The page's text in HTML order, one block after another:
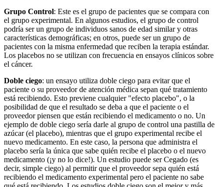
Grupo Control: Este es el grupo de pacientes que se compara con
el grupo experimental. En algunos estudios, el grupo de control
podría ser un grupo de individuos sanos de edad similar y otras
características demográficas; en otros, puede ser un grupo de
pacientes con la misma enfermedad que reciben la terapia estándar.
Los placebos no se utilizan con frecuencia en ensayos clínicos sobre
el cáncer.
Doble ciego: un ensayo utiliza doble ciego para evitar que el
paciente o su proveedor de atención médica sepan qué tratamiento
está recibiendo. Esto previene cualquier "efecto placebo", o la
posibilidad de que el resultado se deba a que el paciente o el
proveedor piensen que están recibiendo el medicamento o no. Un
ejemplo de doble ciego sería darle al grupo de control una pastilla de
azúcar (el placebo), mientras que el grupo experimental recibe el
nuevo medicamento. En este caso, la persona que administra el
placebo sería la única que sabe quién recibe el placebo o el nuevo
medicamento (¡y no lo dice!). Un estudio puede ser Cegado (es
decir, simple ciego) al permitir que el proveedor sepa quién está
recibiendo el medicamento experimental pero el paciente no sabe